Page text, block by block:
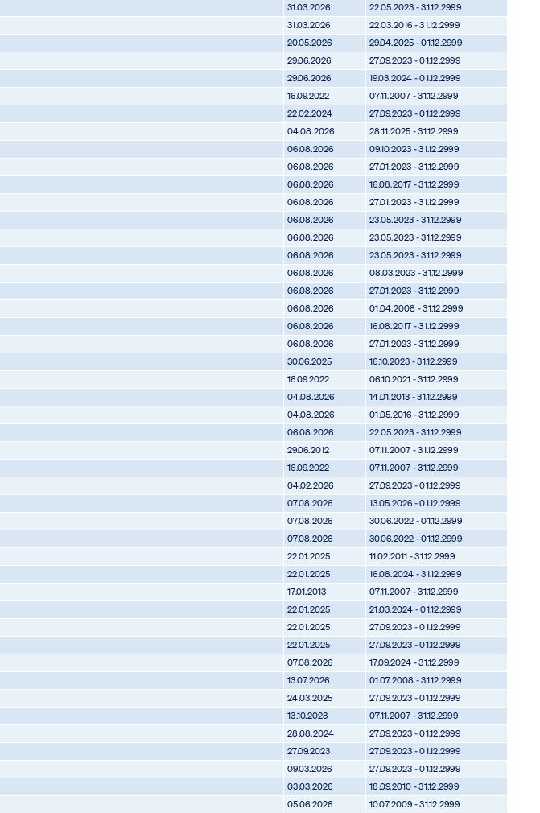
31.03.2026
22.05.2023 - 31.12.2999
31.03.2026
22.03.2016 - 31.12.2999
20.05.2026
29.04.2025 - 01.12.2999
29.06.2026
27.09.2023 - 01.12.2999
29.06.2026
19.03.2024 - 01.12.2999
16.09.2022
07.11.2007 - 31.12.2999
22.02.2024
27.09.2023 - 01.12.2999
04.08.2026
28.11.2025 - 31.12.2999
06.08.2026
09.10.2023 - 31.12.2999
06.08.2026
27.01.2023 - 31.12.2999
06.08.2026
16.08.2017 - 31.12.2999
06.08.2026
27.01.2023 - 31.12.2999
06.08.2026
23.05.2023 - 31.12.2999
06.08.2026
23.05.2023 - 31.12.2999
06.08.2026
23.05.2023 - 31.12.2999
06.08.2026
08.03.2023 - 31.12.2999
06.08.2026
27.01.2023 - 31.12.2999
06.08.2026
01.04.2008 - 31.12.2999
06.08.2026
16.08.2017 - 31.12.2999
06.08.2026
27.01.2023 - 31.12.2999
30.06.2025
16.10.2023 - 31.12.2999
16.09.2022
06.10.2021 - 31.12.2999
04.08.2026
14.01.2013 - 31.12.2999
04.08.2026
01.05.2016 - 31.12.2999
06.08.2026
22.05.2023 - 31.12.2999
29.06.2012
07.11.2007 - 31.12.2999
16.09.2022
07.11.2007 - 31.12.2999
04.02.2026
27.09.2023 - 01.12.2999
07.08.2026
13.05.2026 - 01.12.2999
07.08.2026
30.06.2022 - 01.12.2999
07.08.2026
30.06.2022 - 01.12.2999
22.01.2025
11.02.2011 - 31.12.2999
22.01.2025
16.08.2024 - 31.12.2999
17.01.2013
07.11.2007 - 31.12.2999
22.01.2025
21.03.2024 - 01.12.2999
22.01.2025
27.09.2023 - 01.12.2999
22.01.2025
27.09.2023 - 01.12.2999
07.08.2026
17.09.2024 - 31.12.2999
13.07.2026
01.07.2008 - 31.12.2999
24.03.2025
27.09.2023 - 01.12.2999
13.10.2023
07.11.2007 - 31.12.2999
28.08.2024
27.09.2023 - 01.12.2999
27.09.2023
27.09.2023 - 01.12.2999
09.03.2026
27.09.2023 - 01.12.2999
03.03.2026
18.09.2010 - 31.12.2999
05.06.2026
10.07.2009 - 31.12.2999